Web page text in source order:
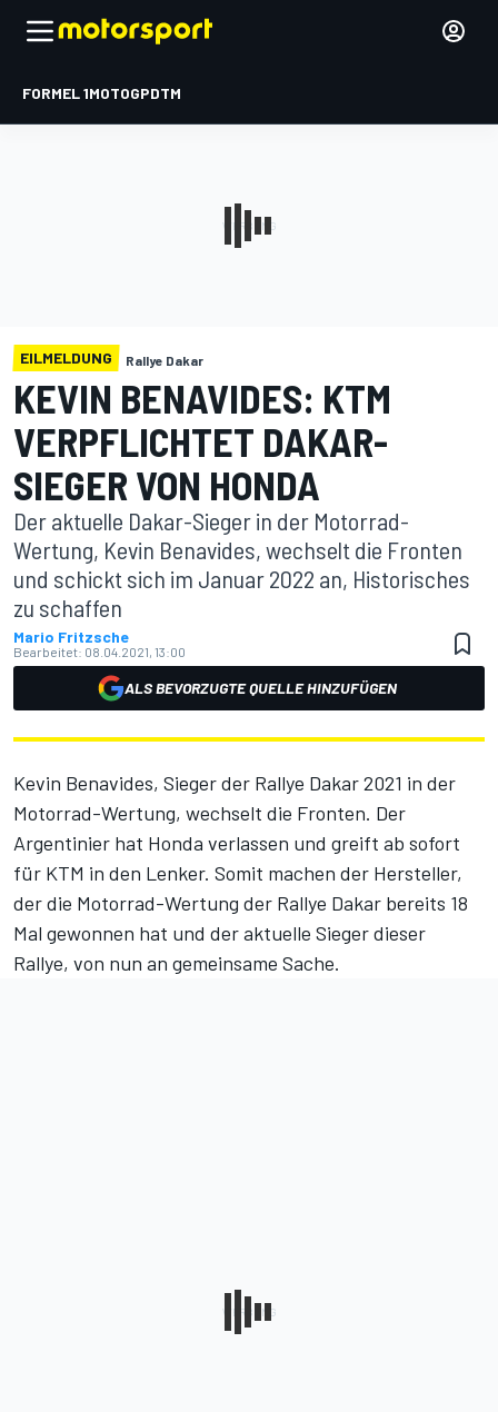
FORMEL 1MOTOGPDTM
EILMELDUNG Rallye Dakar
KEVIN BENAVIDES: KTM
VERPFLICHTET DAKAR-
SIEGER VON HONDA
Der aktuelle Dakar-Sieger in der Motorrad-
Wertung, Kevin Benavides, wechselt die Fronten
und schickt sich im Januar 2022 an, Historisches
zu schaffen
Mario Fritzsche
Bearbeitet: 08.04.2021, 13:00
ALS BEVORZUGTE QUELLE HINZUFÜGEN
Kevin Benavides, Sieger der Rallye Dakar 2021 in der
Motorrad-Wertung, wechselt die Fronten. Der
Argentinier hat Honda verlassen und greift ab sofort
für KTM in den Lenker. Somit machen der Hersteller,
der die Motorrad-Wertung der Rallye Dakar bereits 18
Mal gewonnen hat und der aktuelle Sieger dieser
Rallye, von nun an gemeinsame Sache.